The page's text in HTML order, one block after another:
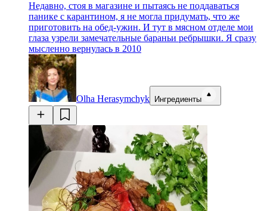
Недавно, стоя в магазине и пытаясь не поддаваться
панике с карантином, я не могла придумать, что же
приготовить на обед-ужин. И тут в мясном отделе мои
глаза узрели замечательные бараньи ребрышки. Я сразу
мысленно вернулась в 2010
Olha Herasymchyk Ингредиенты